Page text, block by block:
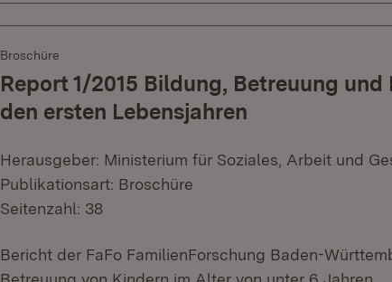
Broschüre
Report 1/2015 Bildung, Betreuung
den ersten Lebensjahren
Herausgeber: Ministerium für Soziales, Arbeit und
Publikationsart: Broschüre
Seitenzahl: 38
Bericht der FaFo FamilienForschung Baden-